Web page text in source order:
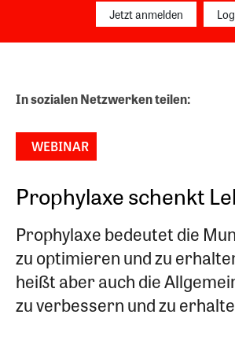
Jetzt anmelden
WEBINAR
Prophylaxe schenkt
Prophylaxe bedeutet die
zu optimieren und zu
heißt aber auch die
zu verbessern und zu
In sozialen Netzwerken teilen: